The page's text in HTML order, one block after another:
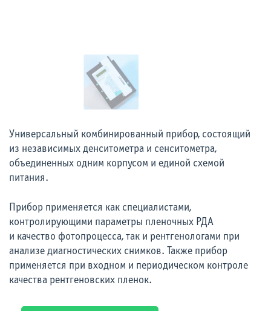
Универсальный комбинированный прибор, состоящий
из независимых денситометра и сенситометра,
объединенных одним корпусом и единой схемой
питания.
Прибор применяется как специалистами,
контролирующими параметры пленочных РДА
и качество фотопроцесса, так и рентгенологами при
анализе диагностических снимков. Также прибор
применяется при входном и периодическом контроле
качества рентгеновских пленок.